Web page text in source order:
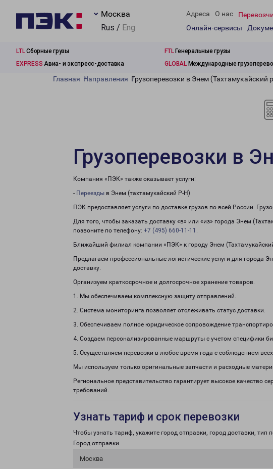
Москва
Rus / Eng
Адреса О нас
Онлайн-сервисы
LTLСборные грузы FTLГенеральные грузы
EXPRESS Авиа- и экспресс-доставка GLOBALМеждународные
Главная Направления Грузоперевозки в Энем (Тахтамукайский
Грузоперевозки в
Компания «ПЭК» также оказывает услуги:
- Переезды в Энем (тахтамукайский Р-Н)
ПЭК предоставляет услуги по доставке грузов по всей России.
Для того, чтобы заказать доставку «в» или «из» города Энем
позвоните по телефону: +7 (495) 660-11-11 .
Ближайший филиал компании «ПЭК» к городу Энем
Предлагаем профессиональные логистические услуги для
доставку.
Организуем краткосрочное и долгосрочное хранение товаров.
1. Мы обеспечиваем комплексную защиту отправлений.
2. Система мониторинга позволяет отслеживать статус доставки.
3. Обеспечиваем полное юридическое сопровождение
4. Создаем персонализированные маршруты с учетом специфики
5. Осуществляем перевозки в любое время года с соблюдением
Мы используем только оригинальные запчасти и расходные
Региональное представительство гарантирует высокое
требований.
Узнать тариф и срок перевозки
Чтобы узнать тариф, укажите город отправки, город доставки, тип
Город отправки
Москва